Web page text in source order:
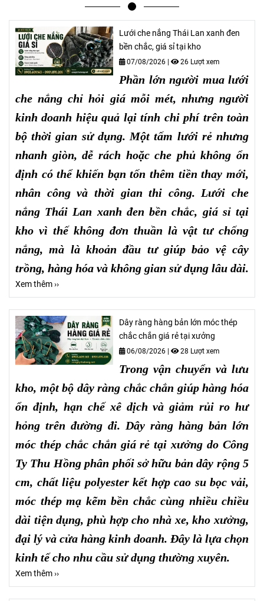
Lưới che nắng Thái Lan xanh đen
bền chắc, giá sỉ tại kho
07/08/2026 | 26 Lượt xem
Phần lớn người mua lưới
che nắng chỉ hỏi giá mỗi mét, nhưng người
kinh doanh hiệu quả lại tính chi phí trên toàn
bộ thời gian sử dụng. Một tấm lưới rẻ nhưng
nhanh giòn, dễ rách hoặc che phủ không ổn
định có thể khiến bạn tốn thêm tiền thay mới,
nhân công và thời gian thi công. Lưới che
nắng Thái Lan xanh đen bền chắc, giá sỉ tại
kho vì thế không đơn thuần là vật tư chống
nắng, mà là khoản đầu tư giúp bảo vệ cây
trồng, hàng hóa và không gian sử dụng lâu dài.
Xem thêm ››
Dây ràng hàng bản lớn móc thép
chắc chắn giá rẻ tại xưởng
06/08/2026 | 28 Lượt xem
Trong vận chuyển và lưu
kho, một bộ dây ràng chắc chắn giúp hàng hóa
ổn định, hạn chế xê dịch và giảm rủi ro hư
hỏng trên đường đi. Dây ràng hàng bản lớn
móc thép chắc chắn giá rẻ tại xưởng do Công
Ty Thu Hồng phân phối sở hữu bản dây rộng 5
cm, chất liệu polyester kết hợp cao su bọc vải,
móc thép mạ kẽm bền chắc cùng nhiều chiều
dài tiện dụng, phù hợp cho nhà xe, kho xưởng,
đại lý và cửa hàng kinh doanh. Đây là lựa chọn
kinh tế cho nhu cầu sử dụng thường xuyên.
Xem thêm ››